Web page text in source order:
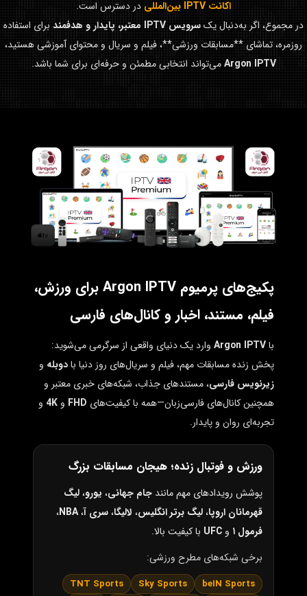
اکانت IPTV بین‌المللی
در دسترس است.
در مجموع، اگر به‌دنبال یکسرویس IPTV معتبر، پایدار و هدفمند
برای استفاده
روزمره، تماشای **مسابقات ورزشی**، فیلم و سریال و محتوای آموزشی هستید،
Argon IPTVمی‌تواند انتخابی مطمئن و حرفه‌ای برای شما باشد.
پکیج‌های پرمیوم Argon IPTV برای ورزش،
فیلم، مستند، اخبار و کانال‌های فارسی
باArgon IPTV وارد یک دنیای واقعی از سرگرمی می‌شوید:
پخش زنده مسابقات مهم، فیلم و سریال‌های روز دنیا بادوبله و
زیرنویس فارسی، مستندهای جذاب، شبکه‌های خبری معتبر و
همچنین کانال‌های فارسی‌زبان—همه با کیفیت‌های FHD و 4K و
تجربه‌ای روان و پایدار.
ورزش و فوتبال زنده؛ هیجان مسابقات بزرگ
پوشش رویدادهای مهم مانند جام جهانی، یورو،لیگ
قهرمانان اروپا،لیگ برتر انگلیس، لالیگا،سری آ،NBA،
فرمول ۱
و UFC با کیفیت بالا.
برخی شبکه‌های مطرح ورزشی:
beIN Sports
Sky Sports
TNT Sports